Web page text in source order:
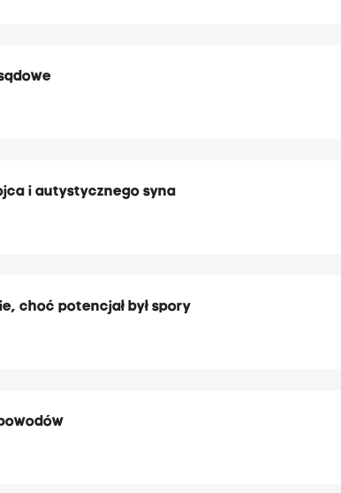
i autystycznego syna
choć potencjał był spory